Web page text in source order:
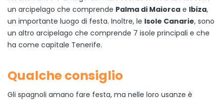
un arcipelago che comprende Palma di Maiorca e Ibiza,
un importante luogo di festa. Inoltre, le Isole Canarie, sono
un altro arcipelago che comprende 7 isole principali e che
ha come capitale Tenerife.
Qualche consiglio
Gli spagnoli amano fare festa, ma nelle loro usanze è